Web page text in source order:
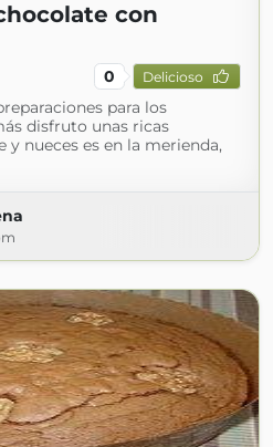
con
0 Delicioso
para los
disfruto unas ricas
y nueces es en la merienda,